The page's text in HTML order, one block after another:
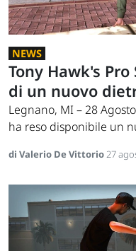
NEWS
Tony Hawk's
di un nuovo
Legnano, MI – 28
ha reso disponibile un
di Valerio De Vittorio27